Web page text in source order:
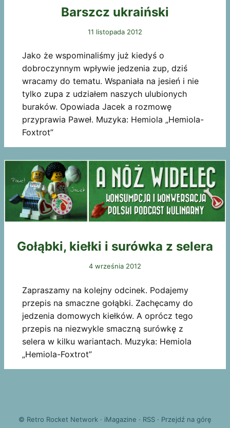
Barszcz ukraiński
11 listopada 2012
Jako że wspominaliśmy już kiedyś o
dobroczynnym wpływie jedzenia zup, dziś
wracamy do tematu. Wspaniała na jesień i nie
tylko zupa z udziałem naszych ulubionych
buraków. Opowiada Jacek a rozmowę
przyprawia Paweł. Muzyka: Hemiola „Hemiola-
Foxtrot”
Gołąbki, kiełki i surówka z selera
4 września 2012
Zapraszamy na kolejny odcinek. Podajemy
przepis na smaczne gołąbki. Zachęcamy do
jedzenia domowych kiełków. A oprócz tego
przepis na niezwykle smaczną surówkę z
selera w kilku wariantach. Muzyka: Hemiola
„Hemiola-Foxtrot”
© Retro Rocket Network· iMagazine · RSS· Przejdź na górę